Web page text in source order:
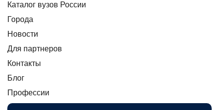
Каталог вузов России
Города
Новости
Для партнеров
Контакты
Блог
Профессии